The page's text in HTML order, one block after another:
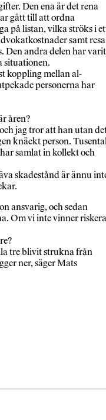
Den ena är det rena
gått till att ordna
på listan, vilka ströks i
samt resa
Den andra delen har varit
situationen.
koppling mellan al-
personerna har
åren?
jag tror att han utan
knäckt person.
samlat in kollekt och
skadestånd är ännu
ansvarig, och sedan
Om vi inte vinner
tre blivit strukna från
ner, säger Mats